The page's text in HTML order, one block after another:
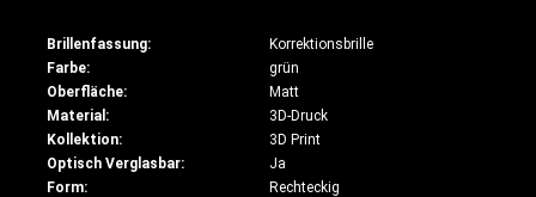
Brillenfassung:
Korrektionsbrille
Farbe:
grün
Oberfläche:
Matt
Material:
3D-Druck
Kollektion:
3D Print
Optisch Verglasbar:
Ja
Form:
Rechteckig